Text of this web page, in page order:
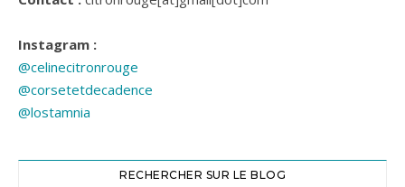
Instagram :
@celinecitronrouge
@corsetetdecadence
@lostamnia
RECHERCHER SUR LE BLOG